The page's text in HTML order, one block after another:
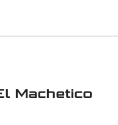
Machetico